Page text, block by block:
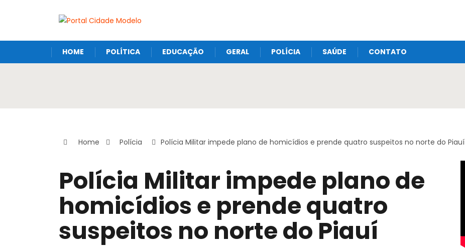
HOME POLÍTICA EDUCAÇÃO GERAL POLÍCIA SAÚDE CONTATO
Home Polícia Polícia Militar impede plano de homicídios e prende quatro suspeitos no norte do Piauí
Polícia Militar impede plano de
homicídios e prende quatro
suspeitos no norte do Piauí